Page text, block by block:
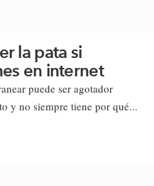
la pata si
en internet
puede ser agotador
y no siempre tiene por qué...